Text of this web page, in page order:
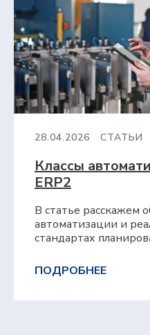
28.04.2026 СТАТЬИ
Классы
ERP2
В статье расскажем
автоматизации и
стандартах
ПОДРОБНЕЕ